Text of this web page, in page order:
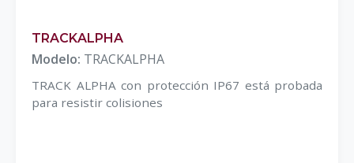
TRACKALPHA
Modelo: TRACKALPHA
TRACK ALPHA con protección IP67 está probada
para resistir colisiones